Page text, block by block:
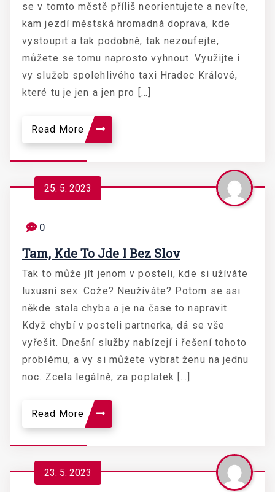
se v tomto městě příliš neorientujete a nevíte,
kam jezdí městská hromadná doprava, kde
vystoupit a tak podobně, tak nezoufejte,
můžete se tomu naprosto vyhnout. Využijte i
vy služeb spolehlivého taxi Hradec Králové,
které tu je jen a jen pro […]
Read More
25. 5. 2023
0
Tam, Kde To Jde I Bez Slov
Tak to může jít jenom v posteli, kde si užíváte
luxusní sex. Cože? Neužíváte? Potom se asi
někde stala chyba a je na čase to napravit.
Když chybí v posteli partnerka, dá se vše
vyřešit. Dnešní služby nabízejí i řešení tohoto
problému, a vy si můžete vybrat ženu na jednu
noc. Zcela legálně, za poplatek […]
Read More
23. 5. 2023